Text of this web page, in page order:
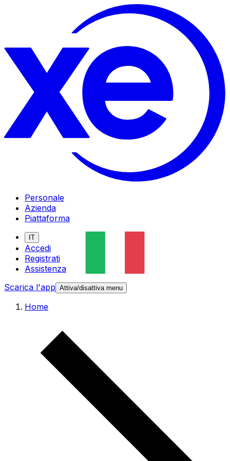
Personale
Azienda
Piattaforma
IT
Accedi
Registrati
Assistenza
Scarica l'app Attiva/disattiva menu
Home